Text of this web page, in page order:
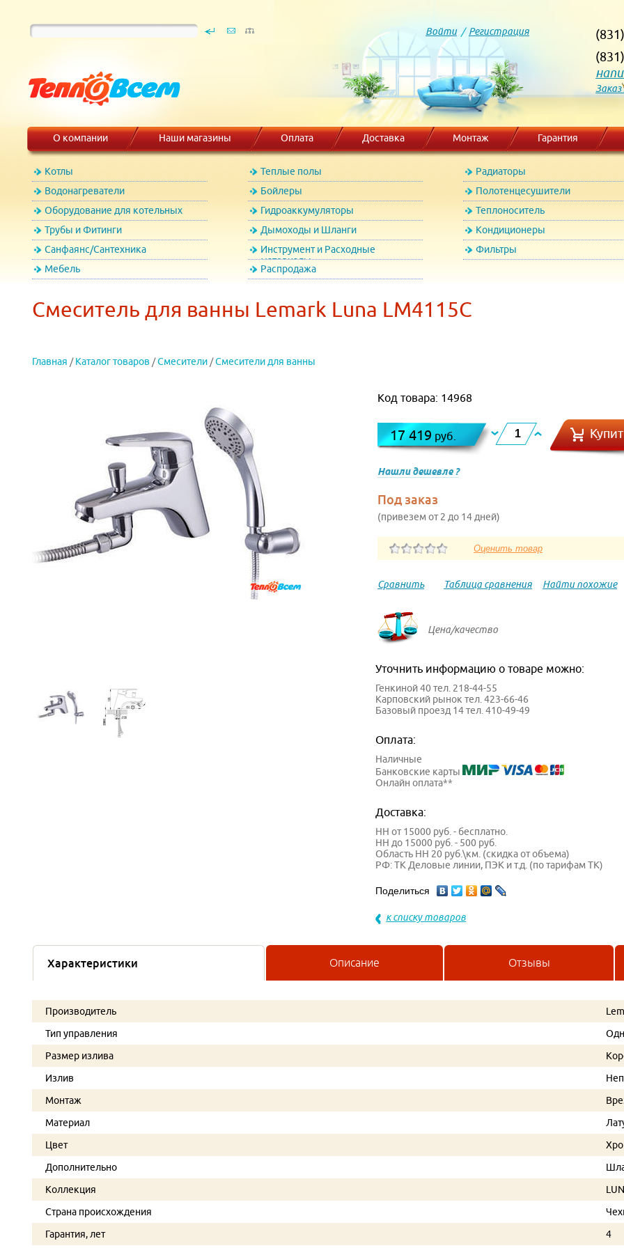
Войти/ Регистрация
Заказ
О компании Наши магазины Оплата Доставка Монтаж Гарантия
Котлы Теплые полы
Радиаторы
Водонагреватели
Бойлеры
Полотенцесушители
Оборудование для котельных
Гидроаккумуляторы
Теплоноситель
Трубы и Фитинги
Дымоходы и Шланги
Кондиционеры
Санфаянс/Сантехника
Инструмент и Расходные
материалы
Фильтры
Мебель
Распродажа
Смеситель для ванны Lemark Luna LM4115C
Главная / Каталог товаров /Смесители /Смесители для ванны
Код товара: 14968
17 419 руб.
Нашли дешевле ?
Под заказ
(привезем от 2 до 14 дней)
Сравнить Таблица сравнения Найти похожие
Цена/качество
Уточнить информацию о товаре можно:
Генкиной 40 тел. 218-44-55
Карповский рынок тел. 423-66-46
Базовый проезд 14 тел. 410-49-49
Оплата:
Наличные
Банковские карты
Онлайн оплата**
Доставка:
НН от 15000 руб. - бесплатно.
НН до 15000 руб. - 500 руб.
Область НН 20 руб.\км. (скидка от объема)
РФ: ТК Деловые линии, ПЭК и т.д. (по тарифам ТК)
Поделиться
к списку товаров
Характеристики Описание Отзывы
Производитель
Тип управления
Размер излива
Излив
Монтаж
Материал
Цвет
Дополнительно
Коллекция
Страна происхождения
Гарантия, лет
4